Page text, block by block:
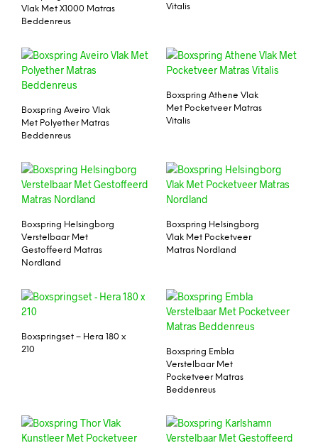
Vlak Met X1000 Matras
Beddenreus
Vitalis
Boxspring Aveiro Vlak
Met Polyether Matras
Beddenreus
Boxspring Athene Vlak
Met Pocketveer Matras
Vitalis
Boxspring Helsingborg
Verstelbaar Met
Gestoffeerd Matras
Nordland
Boxspring Helsingborg
Vlak Met Pocketveer
Matras Nordland
Boxspringset – Hera 180 x
210
Boxspring Embla
Verstelbaar Met
Pocketveer Matras
Beddenreus